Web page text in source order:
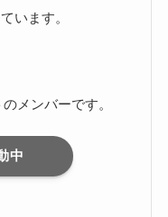
います。
メンバーです。
中